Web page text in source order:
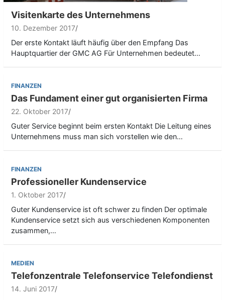
Visitenkarte des Unternehmens
10. Dezember 2017
Der erste Kontakt läuft häufig über den Empfang Das
Hauptquartier der GMC AG Für Unternehmen bedeutet…
FINANZEN
Das Fundament einer gut organisierten Firma
22. Oktober 2017
Guter Service beginnt beim ersten Kontakt Die Leitung eines
Unternehmens muss man sich vorstellen wie den…
FINANZEN
Professioneller Kundenservice
1. Oktober 2017
Guter Kundenservice ist oft schwer zu finden Der optimale
Kundenservice setzt sich aus verschiedenen Komponenten
zusammen,…
MEDIEN
Telefonzentrale Telefonservice Telefondienst
14. Juni 2017